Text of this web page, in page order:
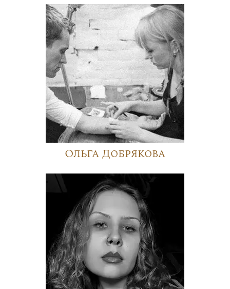
Ольга Добрякова